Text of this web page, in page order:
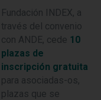
Fundación INDEX, a
través del convenio
con ANDE, cede 10
plazas de
inscripción gratuita
para asociadas-os,
plazas que se